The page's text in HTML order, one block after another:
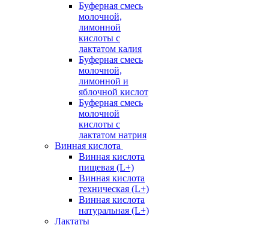
Буферная смесь
молочной,
лимонной
кислоты с
лактатом калия
Буферная смесь
молочной,
лимонной и
яблочной кислот
Буферная смесь
молочной
кислоты с
лактатом натрия
Винная кислота
Винная кислота
пищевая (L+)
Винная кислота
техническая (L+)
Винная кислота
натуральная (L+)
Лактаты